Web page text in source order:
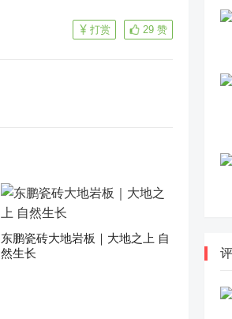
29 赞
打赏
东鹏瓷砖大地岩板｜大地之上 自
然生长